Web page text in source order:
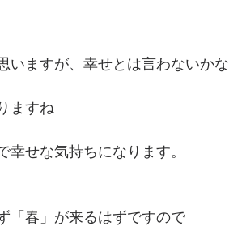
いますが、幸せとは言わないかな
ますね
せな気持ちになります。
「春」が来るはずですので